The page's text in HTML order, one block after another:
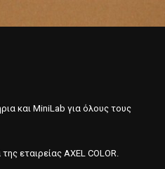
και MiniLab για όλους τους
εταιρείας AXEL COLOR.